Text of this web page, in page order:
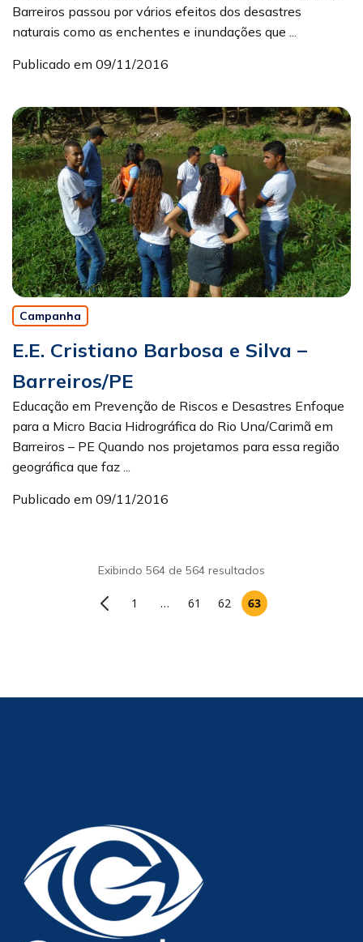
Barreiros passou por vários efeitos dos desastres
naturais como as enchentes e inundações que ...
Publicado em 09/11/2016
Campanha
E.E. Cristiano Barbosa e Silva –
Barreiros/PE
Educação em Prevenção de Riscos e Desastres Enfoque
para a Micro Bacia Hidrográfica do Rio Una/Carimã em
Barreiros – PE Quando nos projetamos para essa região
geográfica que faz ...
Publicado em 09/11/2016
Exibindo 564 de 564 resultados
1 … 61 62 63